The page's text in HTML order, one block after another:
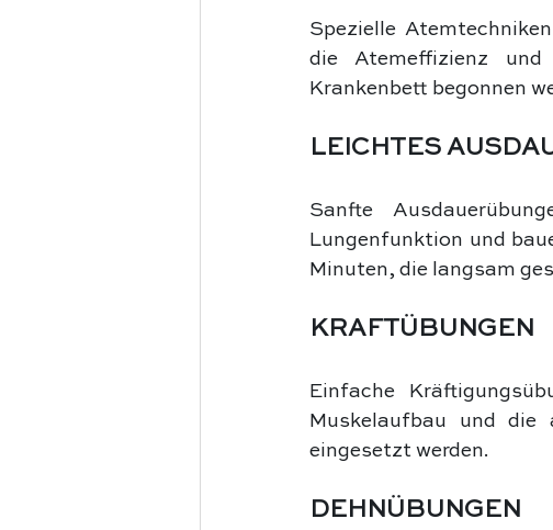
Spezielle
die Atemeffizienz
Krankenbett begonnen
LEICHTES
Sanfte
Lungenfunktion und
Minuten, die langsam
KRAFTÜBUNGEN
Einfache
Muskelaufbau und die
eingesetzt werden.
DEHNÜBUNGEN